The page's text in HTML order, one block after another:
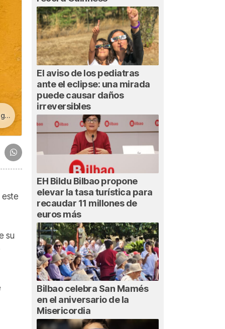
este
su
El aviso de los pediatras
ante el eclipse: una mirada
puede causar daños
irreversibles
EH Bildu Bilbao propone
elevar la tasa turística para
recaudar 11 millones de
euros más
Bilbao celebra San Mamés
en el aniversario de la
Misericordia